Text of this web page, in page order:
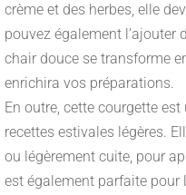
crème et des herbes, elle
pouvez également l’ajouter
chair douce se transforme
enrichira vos préparations.
En outre, cette courgette
recettes estivales légères.
ou légèrement cuite, pour
est également parfaite pour